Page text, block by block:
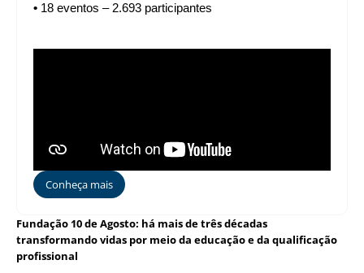
• 18 eventos – 2.693 participantes
Conheça mais
Fundação 10 de Agosto: há mais de três décadas
transformando vidas por meio da educação e da qualificação
profissional